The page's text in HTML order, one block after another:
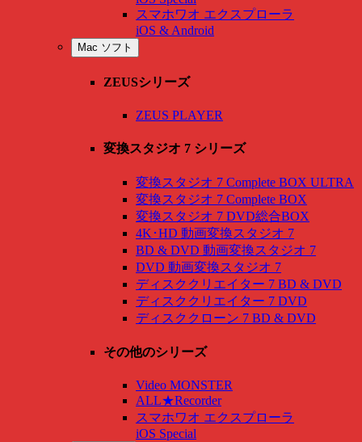
スマホワオ エクスプローラ
iOS & Android
Mac ソフト
ZEUSシリーズ
ZEUS PLAYER
変換スタジオ 7 シリーズ
変換スタジオ 7 Complete BOX ULTRA
変換スタジオ 7 Complete BOX
変換スタジオ 7 DVD総合BOX
4K･HD 動画変換スタジオ 7
BD & DVD 動画変換スタジオ 7
DVD 動画変換スタジオ 7
ディスククリエイター 7 BD & DVD
ディスククリエイター 7 DVD
ディスククローン 7 BD & DVD
その他のシリーズ
Video MONSTER
ALL★Recorder
スマホワオ エクスプローラ
iOS Special